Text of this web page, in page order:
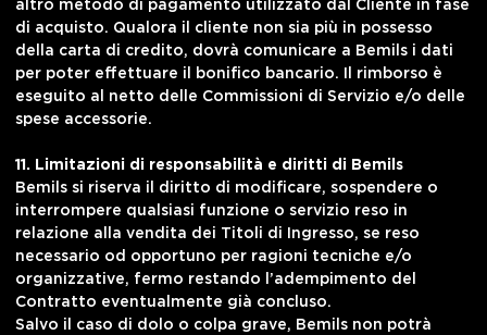
altro metodo di pagamento utilizzato dal Cliente in fase
di acquisto. Qualora il cliente non sia più in possesso
della carta di credito, dovrà comunicare a Bemils i dati
per poter effettuare il bonifico bancario. Il rimborso è
eseguito al netto delle Commissioni di Servizio e/o delle
spese accessorie.
11. Limitazioni di responsabilità e diritti di Bemils
Bemils si riserva il diritto di modificare, sospendere o
interrompere qualsiasi funzione o servizio reso in
relazione alla vendita dei Titoli di Ingresso, se reso
necessario od opportuno per ragioni tecniche e/o
organizzative, fermo restando l’adempimento del
Contratto eventualmente già concluso.
Salvo il caso di dolo o colpa grave, Bemils non potrà